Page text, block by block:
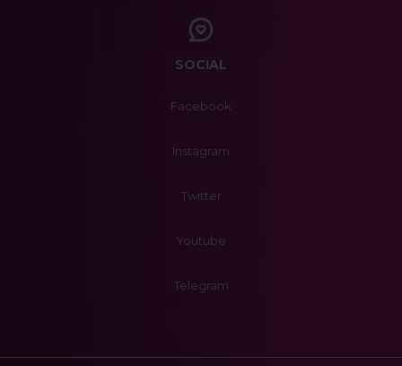
SOCIAL
Facebook
Instagram
Twitter
Youtube
Telegram